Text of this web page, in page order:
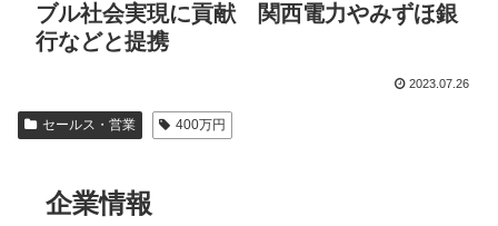
ブル社会実現に貢献 関西電力やみずほ銀
行などと提携
2023.07.26
セールス・営業 400万円
企業情報